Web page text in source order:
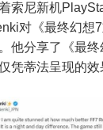
尼新机
对《最终幻想
他分享了《最
凭蒂法呈现的